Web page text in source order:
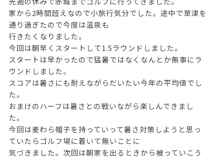
家から2時間超えなので小旅行気分でした。途中で草津を
通り過ぎたので今度は温泉も
行きたくなりました。
今回は朝早くスタートして1.5ラウンドしました。
スタートは早かったので猛暑ではなくなんとか無事にラ
ウンドしました。
スコアは暑さにも耐えながらだいたい今年の平均値でし
た。
おまけのハーフは暑さとの戦いながら楽しんできまし
た。
今回は麦わら帽子を持っていって暑さ対策しようと思っ
ていたらゴルフ場に着いて無いことに
気づきました。次回は朝家を出るときから被っていこう